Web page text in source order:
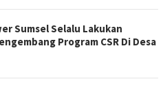
Sumsel Selalu Lakukan
Program CSR Di Desa